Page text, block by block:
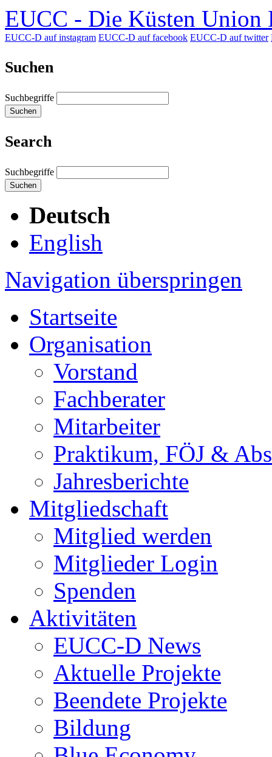
EUCC - Die Küsten Union
EUCC-D auf instagram EUCC-D auf facebook EUCC-D auf twitter
Suchen
Suchbegriffe
Suchen
Search
Suchbegriffe
Suchen
Deutsch
English
Navigation überspringen
Startseite
Organisation
Vorstand
Fachberater
Mitarbeiter
Praktikum, FÖJ &
Jahresberichte
Mitgliedschaft
Mitglied werden
Mitglieder Login
Spenden
Aktivitäten
EUCC-D News
Aktuelle Projekte
Beendete Projekte
Bildung